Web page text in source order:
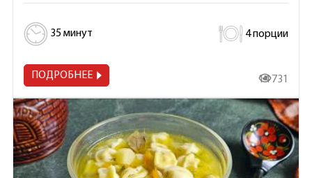
35 минут 4 порции
ПОДРОБНЕЕ 14 731